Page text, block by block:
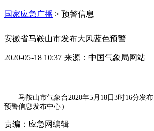
国家应急广播 > 预警信息
安徽省马鞍山市发布大风蓝色预警
2020-05-18 10:37 来源： 中国气象局网站
马鞍山市气象台2020年5月18日3时16分发
预警信息发布中心）
责编： 应急网编辑